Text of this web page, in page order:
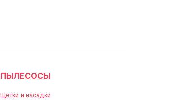
ПЫЛЕСОСЫ
Щетки и насадки